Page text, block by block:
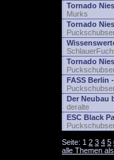
Tornado
Murks
Tornado
Tornado
FASS Berlin
Der Neubau
deralte
ESC Black
Seite: 1 2 3 4 5
alle Themen